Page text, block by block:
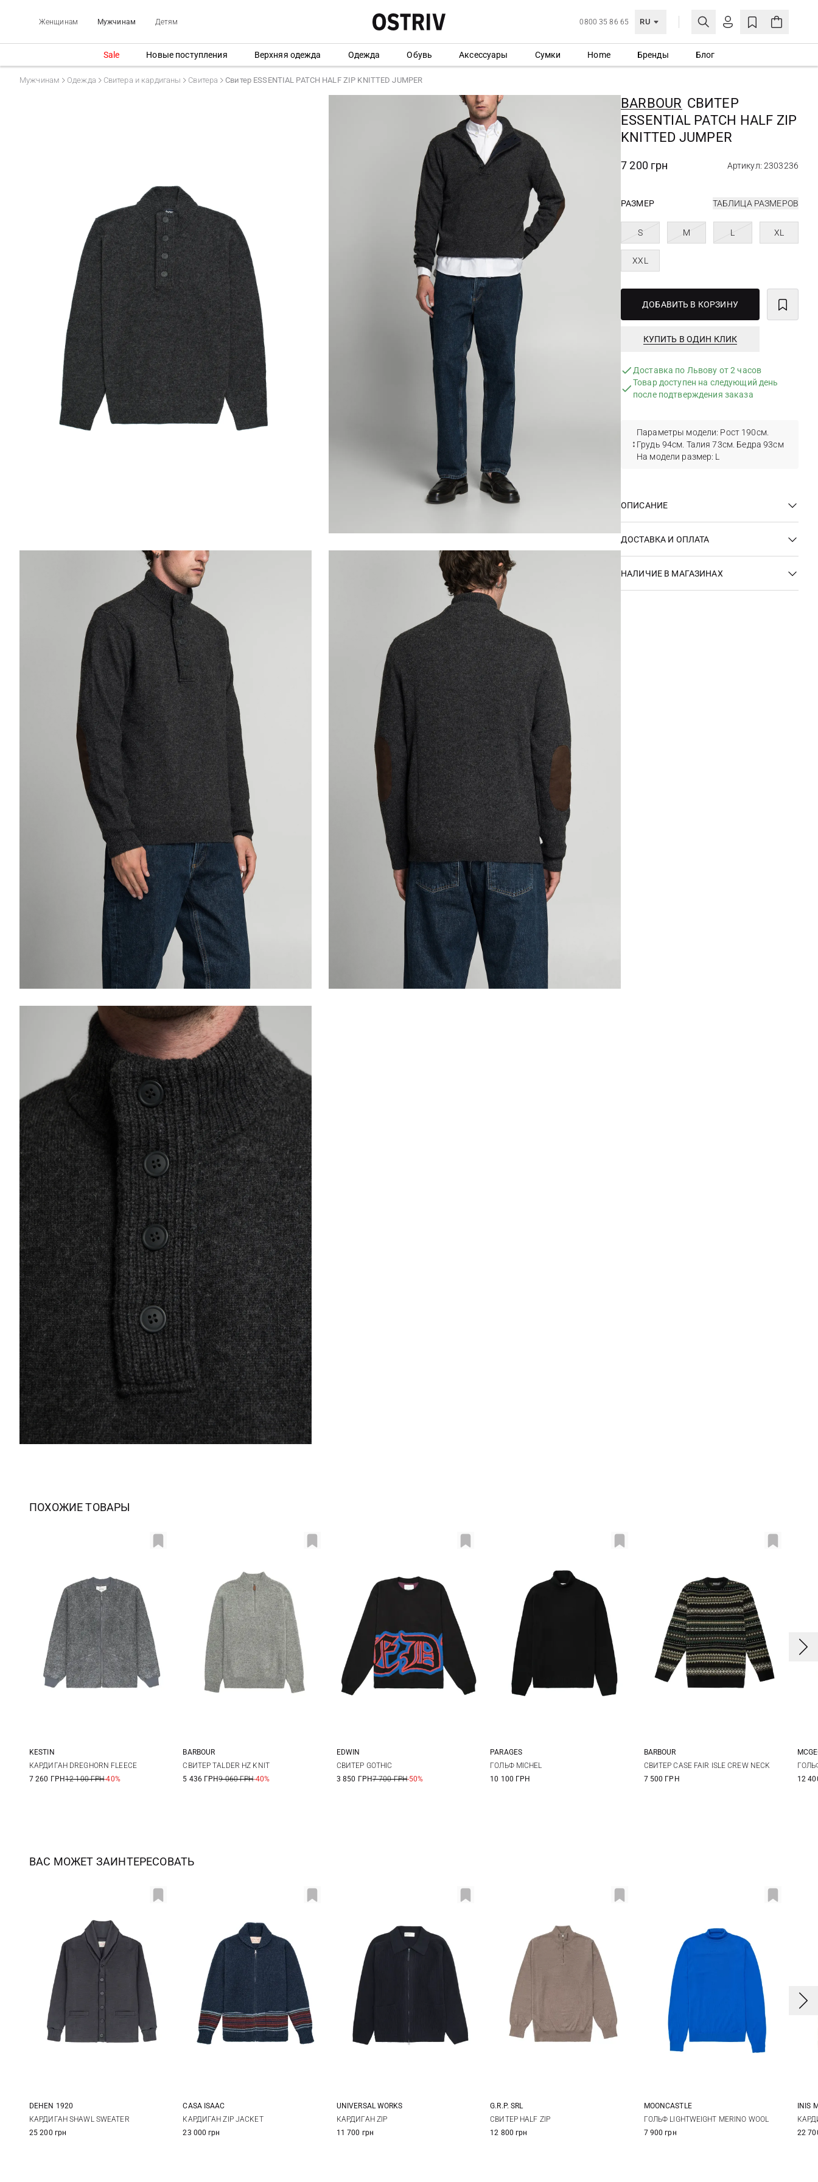
Женщинам Мужчинам Детям 0800 35 86 65 RU
ЛИЧНЫЙ КАБИНЕТ
Еще не зарегистрированы?
СОЗДАТЬ УЧЕТНУЮ ЗАПИСЬ
Sale Новые поступления Верхняя одежда Одежда Обувь Аксессуары Сумки Home Бренды Блог
Мужчинам Одежда Свитера и кардиганы Свитера Свитер ESSENTIAL PATCH HALF ZIP KNITTED JUMPER
BARBOUR СВИТЕР
ESSENTIAL PATCH HALF ZIP
KNITTED JUMPER
7 200 грн Артикул: 2303236
РАЗМЕР ТАБЛИЦА РАЗМЕРОВ
S M L XL
XXL
ДОБАВИТЬ В КОРЗИНУ
КУПИТЬ В ОДИН КЛИК
Доставка по Львову от 2 часов
Товар доступен на следующий день
после подтверждения заказа
Параметры модели: Рост 190см.
Грудь 94см. Талия 73см. Бедра 93см
На модели размер: L
ОПИСАНИЕ
ДОСТАВКА И ОПЛАТА
НАЛИЧИЕ В МАГАЗИНАХ
ПОХОЖИЕ ТОВАРЫ
S M L
KESTIN
КАРДИГАН DREGHORN FLEECE
7 260 ГРН12 100 ГРН-40%
M L XL
BARBOUR
СВИТЕР TALDER HZ KNIT
5 436 ГРН9 060 ГРН-40%
S M
EDWIN
СВИТЕР GOTHIC
3 850 ГРН7 700 ГРН-50%
M
PARAGES
ГОЛЬФ MICHEL
10 100 ГРН
M L XL
BARBOUR
СВИТЕР CASE FAIR ISLE CREW NECK
7 500 ГРН
12
ВАС МОЖЕТ ЗАИНТЕРЕСОВАТЬ
M L XL
DEHEN 1920
КАРДИГАН SHAWL SWEATER
25 200 грн
3 4
CASA ISAAC
КАРДИГАН ZIP JACKET
23 000 грн
M
UNIVERSAL WORKS
КАРДИГАН ZIP
11 700 грн
3 4
G.R.P. SRL
СВИТЕР HALF ZIP
12 800 грн
M L XL
MOONCASTLE
ГОЛЬФ LIGHTWEIGHT MERINO WOOL
7 900 грн
M
INIS
22